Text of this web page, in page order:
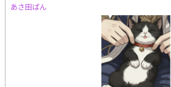
あさ田ぱん